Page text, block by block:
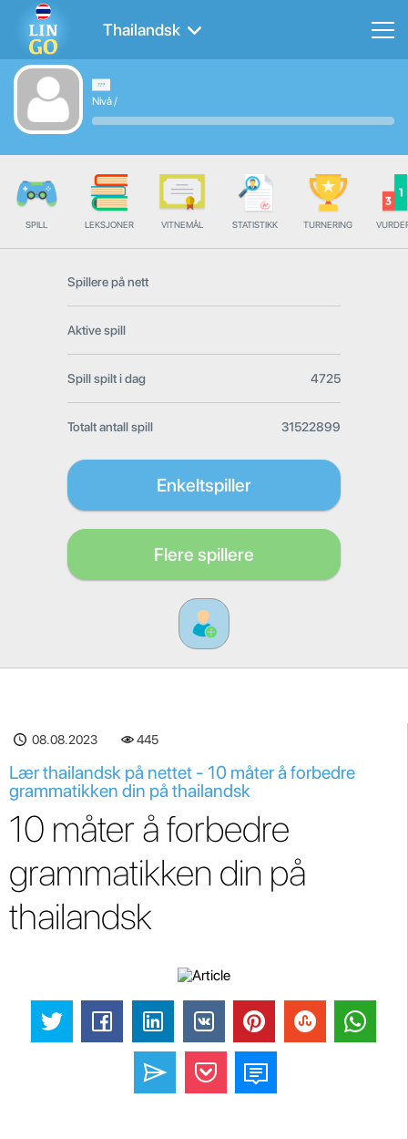
Thailandsk
Nivå/
SPILL LEKSJONER VITNEMÅL STATISTIKK TURNERING
Spillere på nett
Aktive spill
Spill spilt i dag 4725
Totalt antall spill 31522899
Enkeltspiller
Flere spillere
08.08.2023 445
Lær thailandsk på nettet - 10 måter å forbedre
grammatikken din på thailandsk
10 måter å forbedre
grammatikken din på
thailandsk